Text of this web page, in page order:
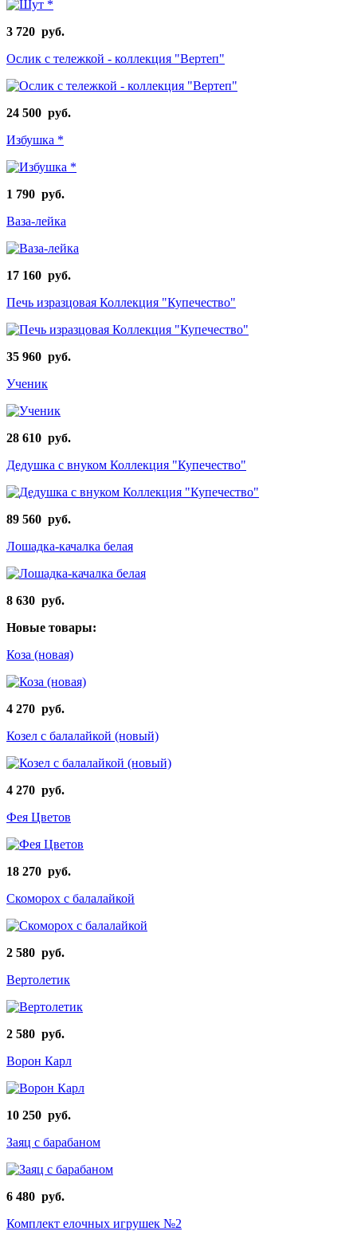
3 720 руб.
Ослик с тележкой - коллекция "Вертеп"
24 500 руб.
Избушка *
1 790 руб.
Ваза-лейка
17 160 руб.
Печь изразцовая Коллекция "Купечество"
35 960 руб.
Ученик
28 610 руб.
Дедушка с внуком Коллекция "Купечество"
89 560 руб.
Лошадка-качалка белая
8 630 руб.
Новые товары:
Коза (новая)
4 270 руб.
Козел с балалайкой (новый)
4 270 руб.
Фея Цветов
18 270 руб.
Скоморох с балалайкой
2 580 руб.
Вертолетик
2 580 руб.
Ворон Карл
10 250 руб.
Заяц с барабаном
6 480 руб.
Комплект елочных игрушек №2